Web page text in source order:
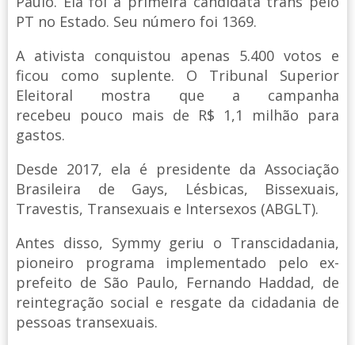
PT no Estado. Seu número foi 1369.
A ativista conquistou apenas 5.400 votos e
ficou como suplente. O Tribunal Superior
Eleitoral mostra que a campanha
recebeu pouco mais de R$ 1,1 milhão para
gastos.
Desde 2017, ela é presidente da Associação
Brasileira de Gays, Lésbicas, Bissexuais,
Travestis, Transexuais e Intersexos (ABGLT).
Antes disso, Symmy geriu o Transcidadania,
pioneiro programa implementado pelo ex-
prefeito de São Paulo, Fernando Haddad, de
reintegração social e resgate da cidadania de
pessoas transexuais.